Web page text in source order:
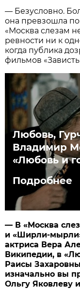
— Безусловно.
она превзошла
«Москва слезам
ревности ни к
когда публика
фильмов
Любовь,
Владимир
«Любовь и
Подробнее
— В «Москва
и «Ширли-
актриса Вера
Википедии, в
Раисы
изначально вы
Ольгу Яковлеву